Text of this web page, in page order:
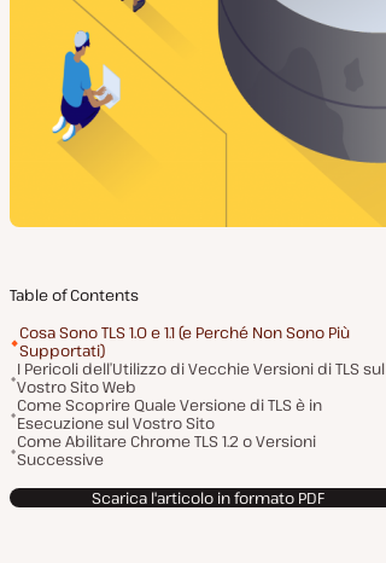
Table of Contents
Cosa Sono TLS 1.0 e 1.1 (e Perché Non Sono Più
Supportati)
I Pericoli dell’Utilizzo di Vecchie Versioni di TLS sul
Vostro Sito Web
Come Scoprire Quale Versione di TLS è in
Esecuzione sul Vostro Sito
Come Abilitare Chrome TLS 1.2 o Versioni
Successive
Scarica l'articolo in formato PDF